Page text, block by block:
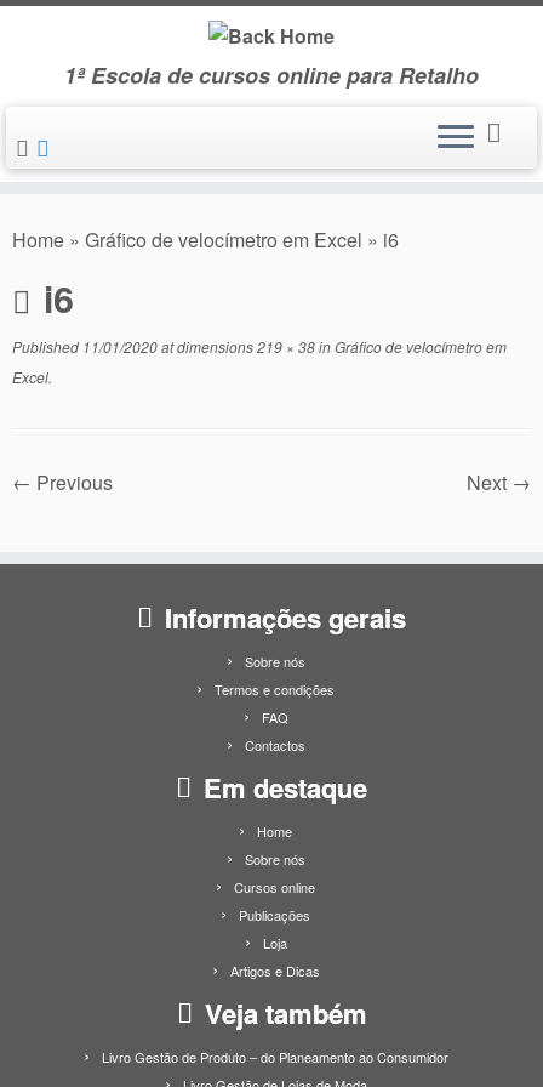
Skip
1ª Escola de cursos online para Retalho
Home » Gráfico de velocímetro em Excel » i6
i6
Published 11/01/2020at dimensions219 × 38inGráfico de velocímetro em
Excel.
← Previous Next →
Informações gerais
Sobre nós
Termos e condições
FAQ
Contactos
Em destaque
Home
Sobre nós
Cursos online
Publicações
Loja
Artigos e Dicas
Veja também
Livro Gestão de Produto – do Planeamento ao Consumidor